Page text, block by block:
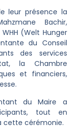
leur présence la
Bachir,
(Welt Hunger
du Conseil
des services
la Chambre
et financiers,
du Maire a
tout en
cette cérémonie.